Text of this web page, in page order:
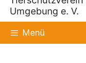
Umgebung e. V.
Menü